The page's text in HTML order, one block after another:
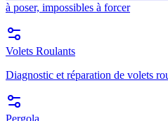
à poser, impossibles à forcer
Volets Roulants
Diagnostic et réparation de volets
Pergola